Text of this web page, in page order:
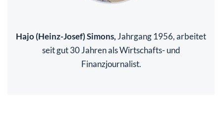
Hajo (Heinz-Josef) Simons, Jahrgang 1956, arbeitet
seit gut 30 Jahren als Wirtschafts- und
Finanzjournalist.